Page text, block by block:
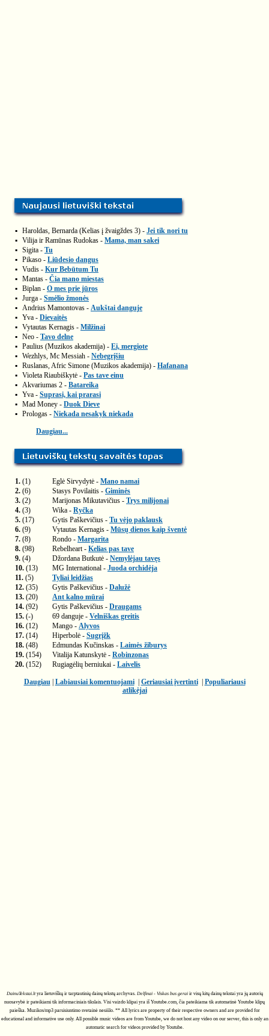
▪ Haroldas, Bernarda (Kelias į žvaigždes 3) - Jei tik nori tu
▪ Vilija ir Ramūnas Rudokas - Mama, man sakei
▪ Sigita - Tu
▪ Pikaso - Liūdesio dangus
▪ Vudis - Kur Bebūtum Tu
▪ Mantas - Čia mano miestas
▪ Biplan - O mes prie jūros
▪ Jurga - Smėlio žmonės
▪ Andrius Mamontovas - Aukštai danguje
▪ Yva - Dievaitės
▪ Vytautas Kernagis - Milžinai
▪ Neo - Tavo delne
▪ Paulius (Muzikos akademija) - Ei, mergiote
▪ Wezhlys, Mc Messiah - Nebegrįšiu
▪ Ruslanas, Afric Simone (Muzikos akademija) - Hafanana
▪ Violeta Riaubiškytė - Pas tave einu
▪ Akvariumas 2 - Batareika
▪ Yva - Suprasi, kai prarasi
▪ Mad Money - Duok Dieve
▪ Prologas - Niekada nesakyk niekada
Daugiau...
1. (1) Eglė Sirvydytė - Mano namai
2. (6) Stasys Povilaitis - Giminės
3. (2) Marijonas Mikutavičius - Trys milijonai
4. (3) Wika - Ryčka
5. (17) Gytis Paškevičius - Tu vėjo paklausk
6. (9) Vytautas Kernagis - Mūsų dienos kaip šventė
7. (8) Rondo - Margarita
8. (98) Rebelheart - Kelias pas tave
9. (4) Džordana Butkutė - Nemylėjau tavęs
10. (13) MG International - Juoda orchidėja
11. (5)
Tyliai leidžias
12. (35) Gytis Paškevičius - Dalužė
13. (20)
Ant kalno mūrai
14. (92) Gytis Paškevičius - Draugams
15. (-) 69 danguje - Velniškas greitis
16. (12) Mango - Alyvos
17. (14) Hiperbolė - Sugrįžk
18. (48) Edmundas Kučinskas - Laimės žiburys
19. (154) Vitalija Katunskytė - Robinzonas
20. (152) Rugiagėlių berniukai - Laivelis
Daugiau| Labiausiai komentuojami| Geriausiai įvertinti| Populiariausi
atlikėjai
DainuTekstai.ltyra lietuviškų ir tarptautinių dainų tekstų archyvas. Delfinai - Viskas bus geraiir visų kitų dainų tekstai yra jų autorių
nuosavybė ir pateikiami tik informaciniais tikslais. Visi vaizdo klipai yra iš Youtube.com, čia pateikiama tik automatinė Youtube klipų
paieška. Muzikos/mp3 parsisiuntimo svetainė nesiūlo. ** All lyrics are property of their respective owners and are provided for
educational and informative use only. All possible music videos are from Youtube, we do not host any video on our server, this is only an
automatic search for videos provided by Youtube.